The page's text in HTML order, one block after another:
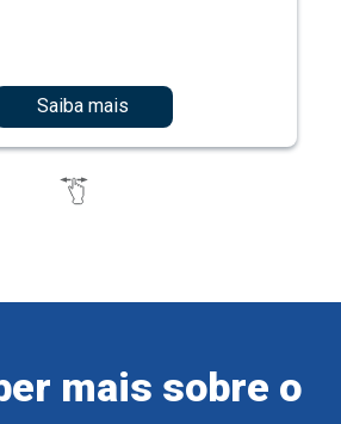
Saiba mais
mais sobre o